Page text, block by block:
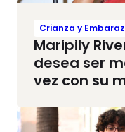
Crianza y
Maripily
desea ser
vez con su